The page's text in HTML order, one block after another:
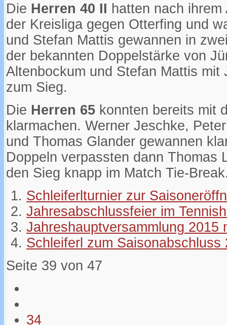
Die Herren 40 II hatten nach
der Kreisliga gegen Otterfing und
und Stefan Mattis gewannen in
der bekannten Doppelstärke von
Altenbockum und Stefan Mattis mit
zum Sieg.
Die Herren 65 konnten bereits mit
klarmachen. Werner Jeschke,
und Thomas Glander gewannen
Doppeln verpassten dann Thomas
den Sieg knapp im Match Tie-
Schleiferlturnier zur
Jahresabschlussfeier im
Jahreshauptversammlung 2015
Schleiferl zum Saisonabschluss
Seite 39 von 47
34